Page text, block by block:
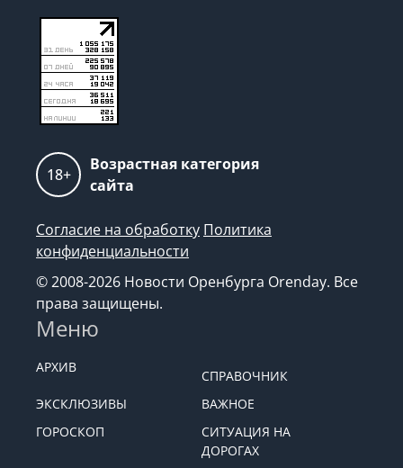
18+
Возрастная категория
сайта
Согласие на обработку Политика
конфиденциальности
© 2008-2026 Новости Оренбурга Orenday. Все
права защищены.
Меню
АРХИВ
СПРАВОЧНИК
ЭКСКЛЮЗИВЫ
ВАЖНОЕ
ГОРОСКОП
СИТУАЦИЯ НА
ДОРОГАХ